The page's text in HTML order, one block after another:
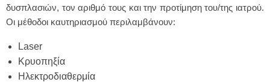
δυσπλασιών, τον αριθμό τους και την προτίμηση του/της ιατρού.
Οι μέθοδοι καυτηριασμού περιλαμβάνουν:
Laser
Κρυοπηξία
Ηλεκτροδιαθερμία